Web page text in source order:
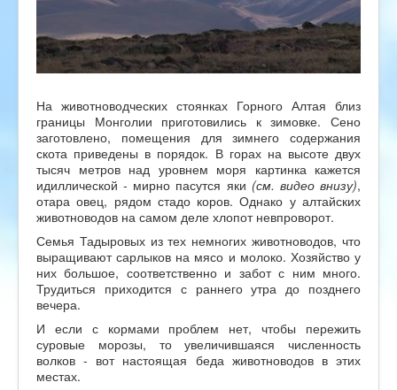
На животноводческих стоянках Горного Алтая близ
границы Монголии приготовились к зимовке. Сено
заготовлено, помещения для зимнего содержания
скота приведены в порядок. В горах на высоте двух
тысяч метров над уровнем моря картинка кажется
идиллической - мирно пасутся яки (см. видео внизу),
отара овец, рядом стадо коров. Однако у алтайских
животноводов на самом деле хлопот невпроворот.
Семья Тадыровых из тех немногих животноводов, что
выращивают сарлыков на мясо и молоко. Хозяйство у
них большое, соответственно и забот с ним много.
Трудиться приходится с раннего утра до позднего
вечера.
И если с кормами проблем нет, чтобы пережить
суровые морозы, то увеличившаяся численность
волков - вот настоящая беда животноводов в этих
местах.